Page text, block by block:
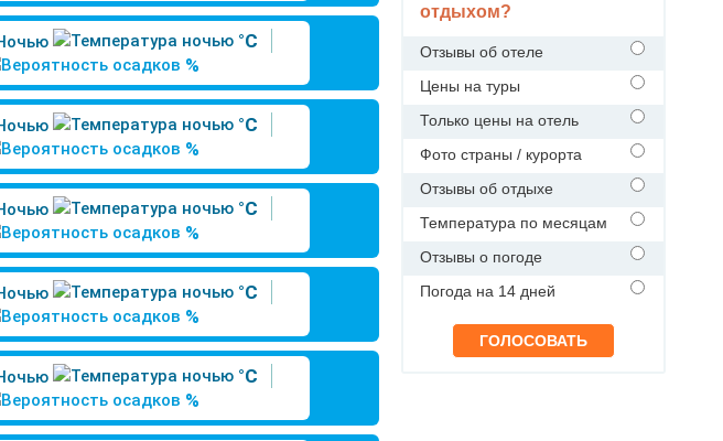
°C
%
°C
%
°C
%
°C
%
°C
%
отдыхом?
Отзывы об отеле
Цены на туры
Только цены на отель
Фото страны / курорта
Отзывы об отдыхе
Температура по месяцам
Отзывы о погоде
Погода на 14 дней